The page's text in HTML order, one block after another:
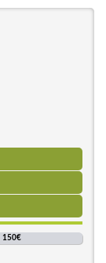
150€